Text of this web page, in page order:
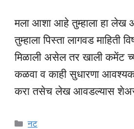
मला आशा आहे तुम्हाला हा
तुम्हाला पिस्ता लागवड माहिती
मिळाली असेल तर खाली कमेंट
कळवा व काही सुधारणा
करा तसेच लेख आवडल्यास
Categories
नट